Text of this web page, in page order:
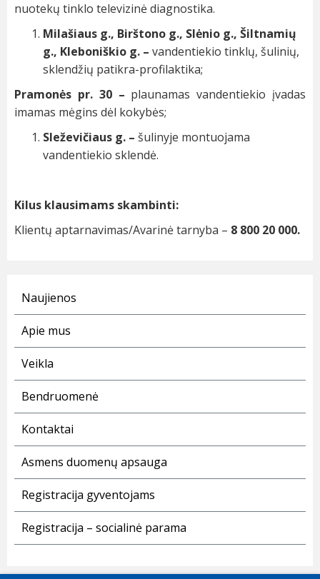
nuotekų tinklo televizinė diagnostika.
Milašiaus g., Birštono g., Slėnio g., Šiltnamių
g., Kleboniškio g. – vandentiekio tinklų, šulinių,
sklendžių patikra-profilaktika;
Pramonės pr. 30 – plaunamas vandentiekio įvadas
imamas mėgins dėl kokybės;
Sleževičiaus g. – šulinyje montuojama
vandentiekio sklendė.
Kilus klausimams skambinti:
Klientų aptarnavimas/Avarinė tarnyba – 8 800 20 000.
Naujienos
Apie mus
Veikla
Bendruomenė
Kontaktai
Asmens duomenų apsauga
Registracija gyventojams
Registracija – socialinė parama